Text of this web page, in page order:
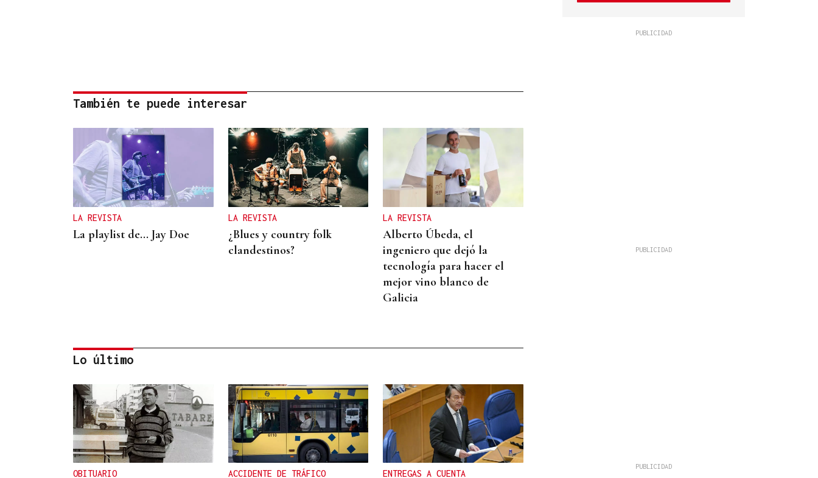
También te puede interesar
LA REVISTA
La playlist de... Jay Doe
LA REVISTA
¿Blues y country folk
clandestinos?
LA REVISTA
Alberto Úbeda, el
ingeniero que dejó la
tecnología para hacer el
mejor vino blanco de
Galicia
LA REVISTA
La playlist de... Pablo
Amann
Lo último
OBITUARIO ACCIDENTE DE TRÁFICO ENTREGAS A CUENTA